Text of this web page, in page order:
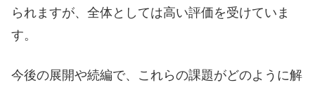
られますが、全体としては高い評価を受けていま
す。
今後の展開や続編で、これらの課題がどのように解